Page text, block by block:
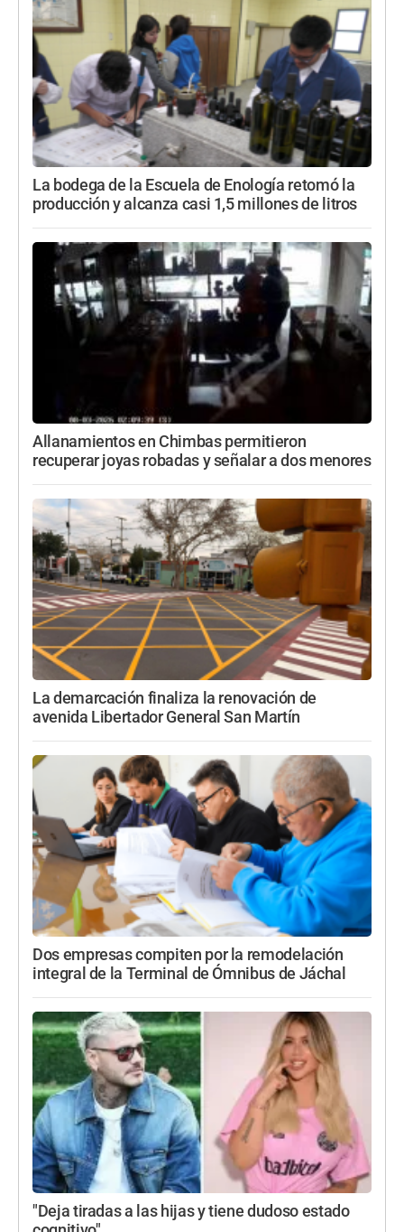
La bodega de la Escuela de Enología retomó la
producción y alcanza casi 1,5 millones de litros
Allanamientos en Chimbas permitieron
recuperar joyas robadas y señalar a dos menores
La demarcación finaliza la renovación de
avenida Libertador General San Martín
Dos empresas compiten por la remodelación
integral de la Terminal de Ómnibus de Jáchal
"Deja tiradas a las hijas y tiene dudoso estado